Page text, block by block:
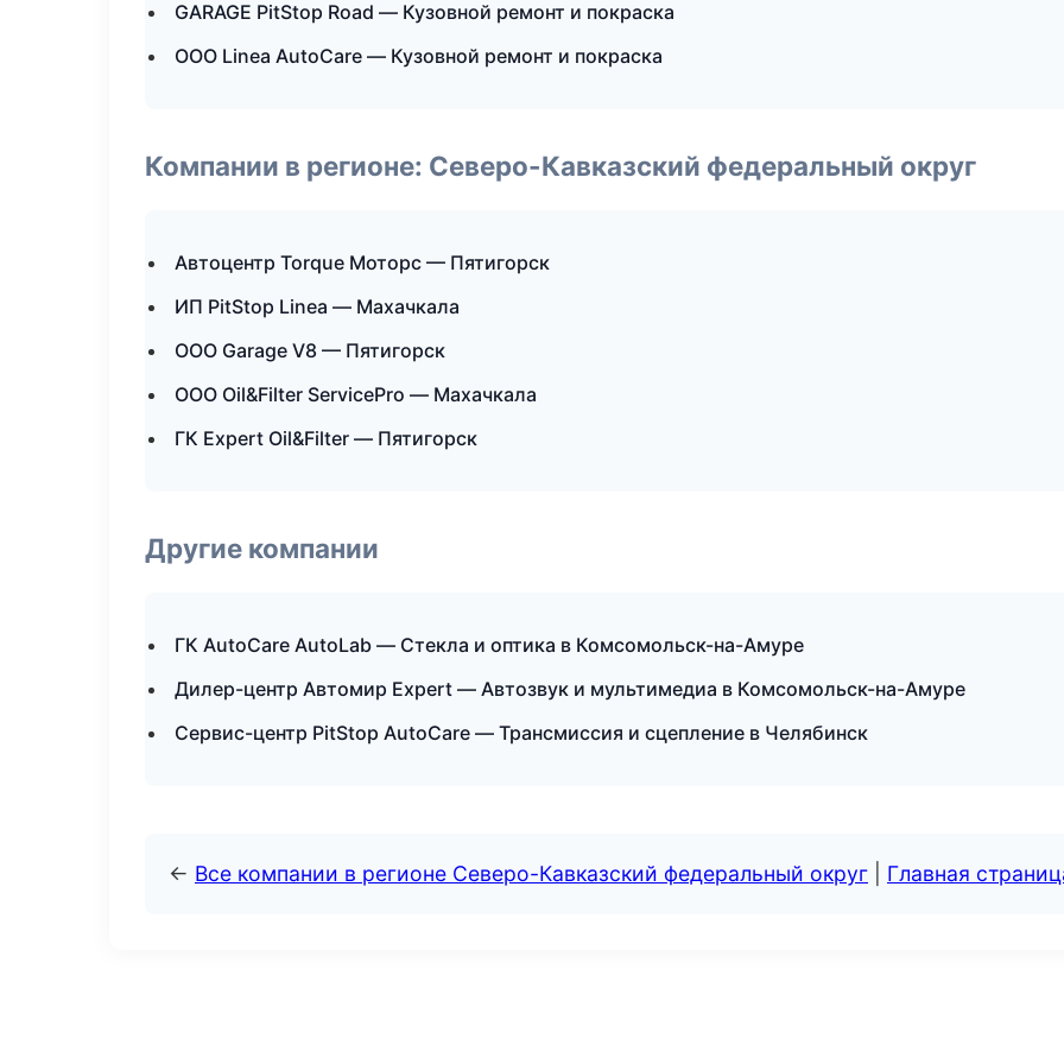
GARAGE PitStop Road — Кузовной ремонт и покраска
ООО Linea AutoCare — Кузовной ремонт и покраска
Компании в регионе: Северо-Кавказский федеральный округ
Автоцентр Torque Моторс — Пятигорск
ИП PitStop Linea — Махачкала
ООО Garage V8 — Пятигорск
ООО Oil&Filter ServicePro — Махачкала
ГК Expert Oil&Filter — Пятигорск
Другие компании
ГК AutoCare AutoLab — Стекла и оптика в Комсомольск-на-Амуре
Дилер-центр Автомир Expert — Автозвук и мультимедиа в Комсомольск-на-Амуре
Сервис-центр PitStop AutoCare — Трансмиссия и сцепление в Челябинск
← Все компании в регионе Северо-Кавказский федеральный округ Главная